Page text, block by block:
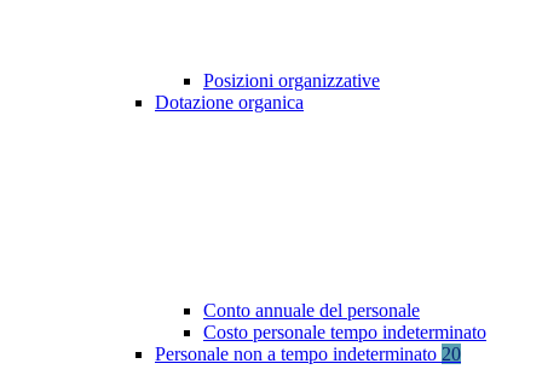
Posizioni organizzative
Dotazione organica
Conto annuale del personale
Costo personale tempo indeterminato
Personale non a tempo indeterminato 20